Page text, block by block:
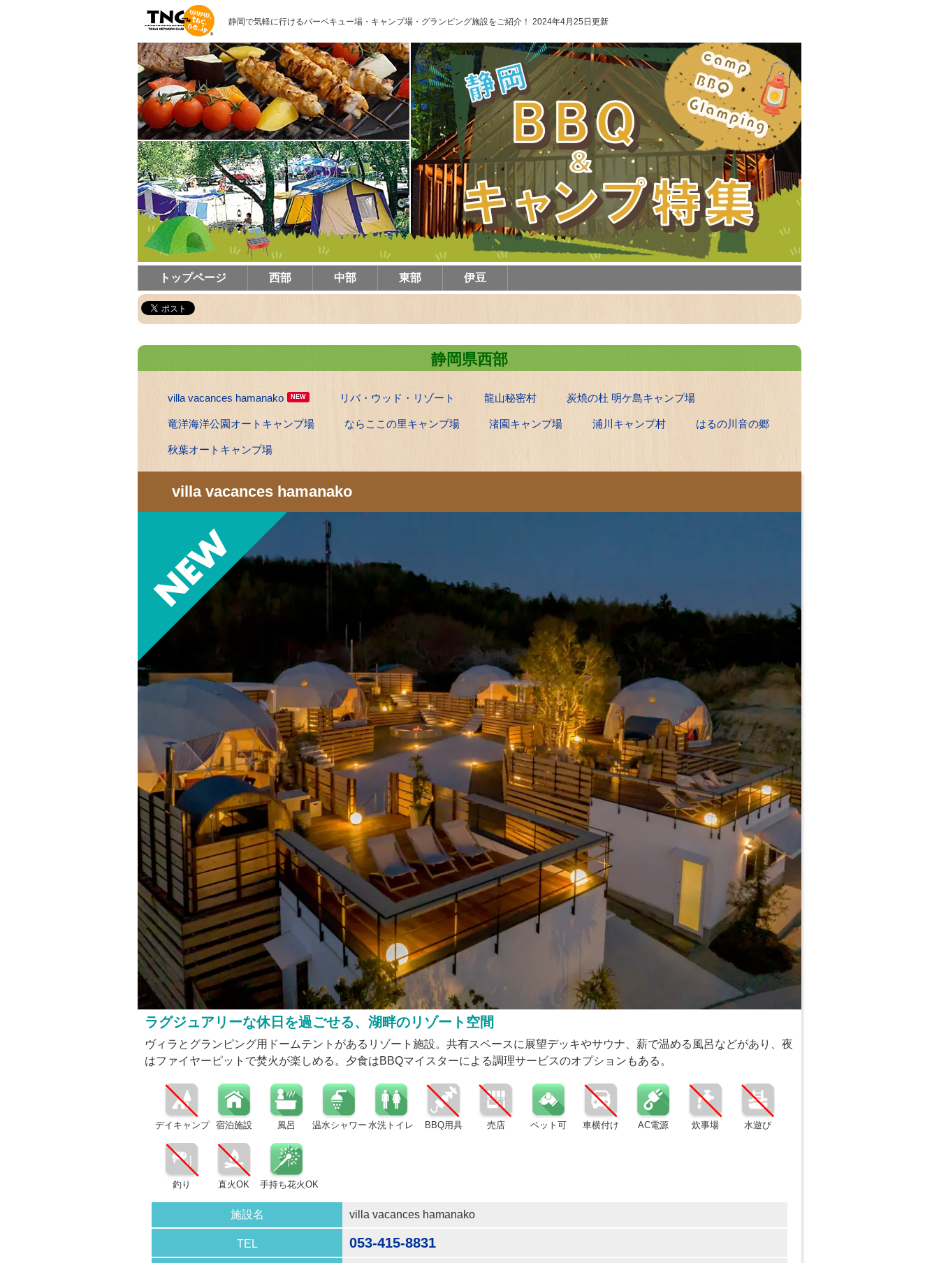
静岡で気軽に行けるバーベキュー場・キャンプ場・グランピング施設をご紹介！ 2024年4月25日更新
トップページ 西部 中部 東部 伊豆
静岡県西部
villa vacances hamanako NEW リバ・ウッド・リゾート 龍山秘密村 炭焼の杜 明ケ島キャンプ場
竜洋海洋公園オートキャンプ場 ならここの里キャンプ場 渚園キャンプ場 浦川キャンプ村 はるの川音の郷
秋葉オートキャンプ場
villa vacances hamanako
ラグジュアリーな休日を過ごせる、湖畔のリゾート空間
ヴィラとグランピング用ドームテントがあるリゾート施設。共有スペースに展望デッキやサウナ、薪で温める風呂などがあり、夜
はファイヤーピットで焚火が楽しめる。夕食はBBQマイスターによる調理サービスのオプションもある。
デイキャンプ 宿泊施設 風呂 温水シャワー 水洗トイレ BBQ用具 売店 ペット可 車横付け AC電源 炊事場 水遊び
釣り 直火OK 手持ち花火OK
施設名 villa vacances hamanako
TEL 053-415-8831